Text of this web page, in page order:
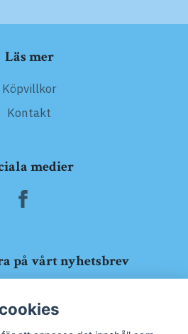
Läs mer
Köpvillkor
Kontakt
medier
på vårt nyhetsbrev